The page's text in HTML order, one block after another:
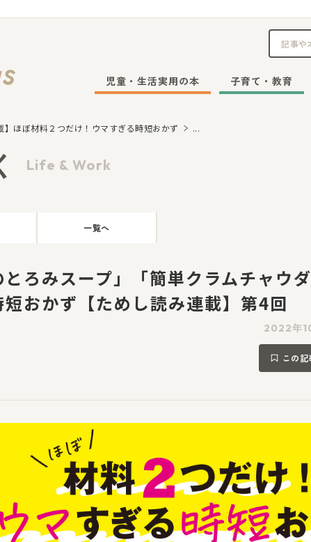
児童・生活実用の本 子育て・教育
】ほぼ材料２つだけ！ウマすぎる時短おかず ...
Life & Work
一覧へ
とろみスープ」「簡単クラムチャウ
おかず【ためし読み連載】第4回
2022年
この